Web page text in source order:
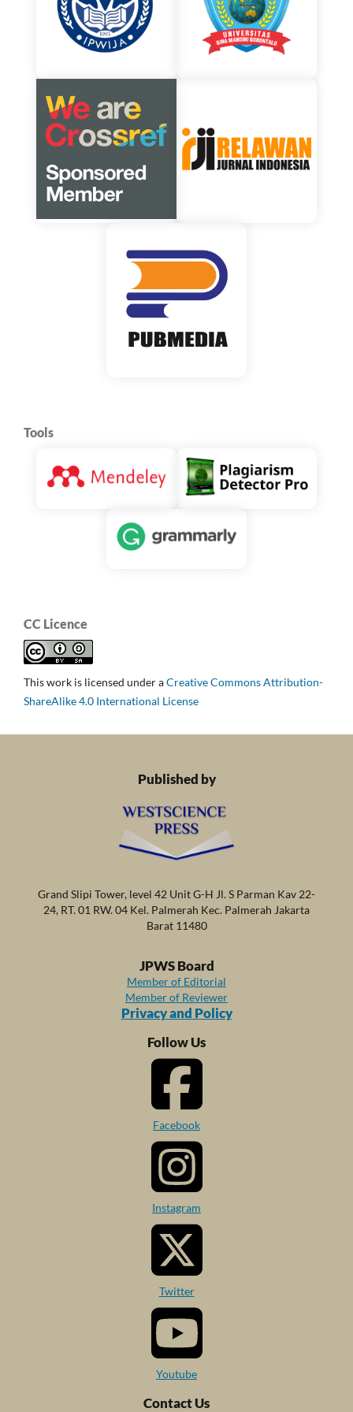
Tools
CC Licence
This work is licensed under aCreative Commons Attribution-
ShareAlike 4.0 International License
Published by
Grand Slipi Tower, level 42 Unit G-H Jl. S Parman Kav 22-
24, RT. 01 RW. 04 Kel. Palmerah Kec. Palmerah Jakarta
Barat 11480
JPWS Board
Member of Editorial
Member of Reviewer
Privacy and Policy
Follow Us
Facebook
Instagram
Twitter
Youtube
Contact Us